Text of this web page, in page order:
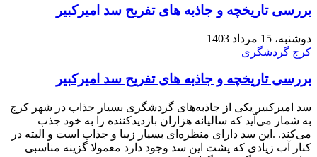
بررسی تاریخچه و جاذبه های تفریح سد امیرکبیر
دوشنبه، 15 مرداد 1403
کرج گردشگری
بررسی تاریخچه و جاذبه های تفریح سد امیرکبیر
سد امیرکبیر یکی از جاذبه‌های گردشگری بسیار جذاب در شهر کرج
به شمار می‌آید که سالیانه هزاران بازدیدکننده را به خود جذب
می‌کند. .این سد دارای منظره‌ای بسیار زیبا و جذاب است و البته در
کنار آب زیادی که پشت این سد وجود دارد معمولا گزینه مناسبی